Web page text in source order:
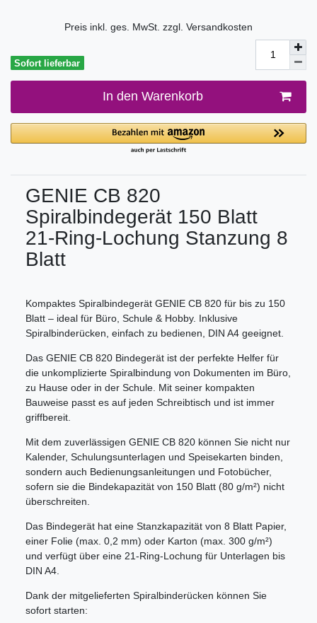
Preis inkl. ges. MwSt. zzgl. Versandkosten
Sofort lieferbar
In den Warenkorb
GENIE CB 820
Spiralbindegerät 150 Blatt
21-Ring-Lochung Stanzung 8
Blatt
Kompaktes Spiralbindegerät GENIE CB 820 für bis zu 150
Blatt – ideal für Büro, Schule & Hobby. Inklusive
Spiralbinderücken, einfach zu bedienen, DIN A4 geeignet.
Das GENIE CB 820 Bindegerät ist der perfekte Helfer für
die unkomplizierte Spiralbindung von Dokumenten im Büro,
zu Hause oder in der Schule. Mit seiner kompakten
Bauweise passt es auf jeden Schreibtisch und ist immer
griffbereit.
Mit dem zuverlässigen GENIE CB 820 können Sie nicht nur
Kalender, Schulungsunterlagen und Speisekarten binden,
sondern auch Bedienungsanleitungen und Fotobücher,
sofern sie die Bindekapazität von 150 Blatt (80 g/m²) nicht
überschreiten.
Das Bindegerät hat eine Stanzkapazität von 8 Blatt Papier,
einer Folie (max. 0,2 mm) oder Karton (max. 300 g/m²)
und verfügt über eine 21-Ring-Lochung für Unterlagen bis
DIN A4.
Dank der mitgelieferten Spiralbinderücken können Sie
sofort starten: